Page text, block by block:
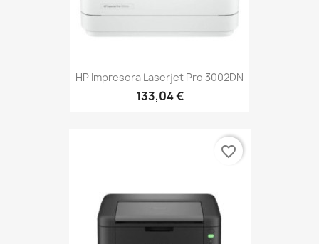
HP Impresora Laserjet Pro 3002DN
133,04 €
favorite_border